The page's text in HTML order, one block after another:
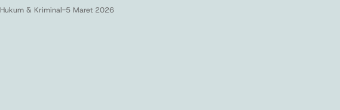
Hukum & Kriminal-5 Maret 2026